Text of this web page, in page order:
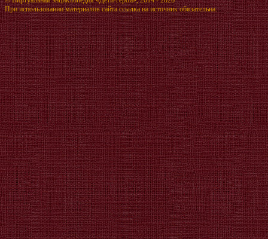
При использовании материалов сайта ссылка на источник обязательна.